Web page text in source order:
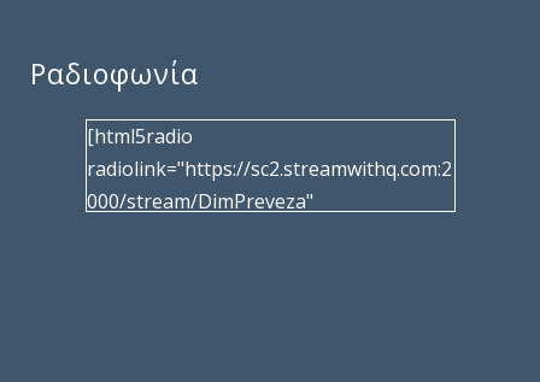
Ραδιοφωνία
[html5radio
radiolink="https://sc2.streamwithq.com:2
000/stream/DimPreveza"